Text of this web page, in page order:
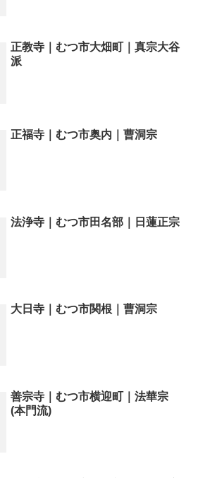
正教寺｜むつ市大畑町｜真宗大谷
派
正福寺｜むつ市奥内｜曹洞宗
法浄寺｜むつ市田名部｜日蓮正宗
大日寺｜むつ市関根｜曹洞宗
善宗寺｜むつ市横迎町｜法華宗
(本門流)